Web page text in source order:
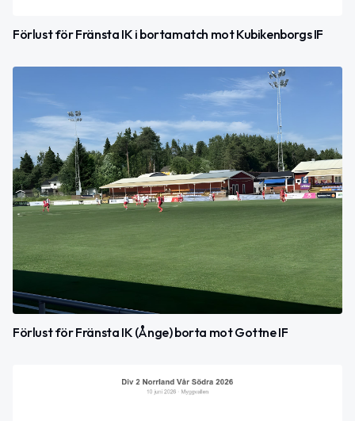
Förlust för Fränsta IK i bortamatch mot Kubikenborgs IF
Förlust för Fränsta IK (Ånge) borta mot Gottne IF